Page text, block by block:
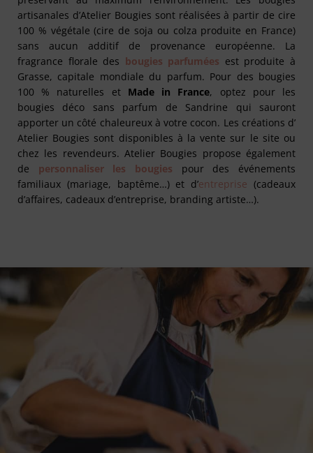
artisanales d’Atelier Bougies sont réalisées à partir de cire
100 % végétale (cire de soja ou colza produite en France)
sans aucun additif de provenance européenne. La
fragrance florale des bougies parfumées est produite à
Grasse, capitale mondiale du parfum. Pour des bougies
100 % naturelles et Made in France, optez pour les
bougies déco sans parfum de Sandrine qui sauront
apporter un côté chaleureux à votre cocon. Les créations d’
Atelier Bougies sont disponibles à la vente sur le site ou
chez les revendeurs. Atelier Bougies propose également
de personnaliser les bougies pour des événements
familiaux (mariage, baptême…) et d’entreprise (cadeaux
d’affaires, cadeaux d’entreprise, branding artiste…).